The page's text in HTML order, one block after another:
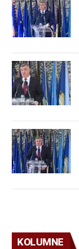
KOLUMNE